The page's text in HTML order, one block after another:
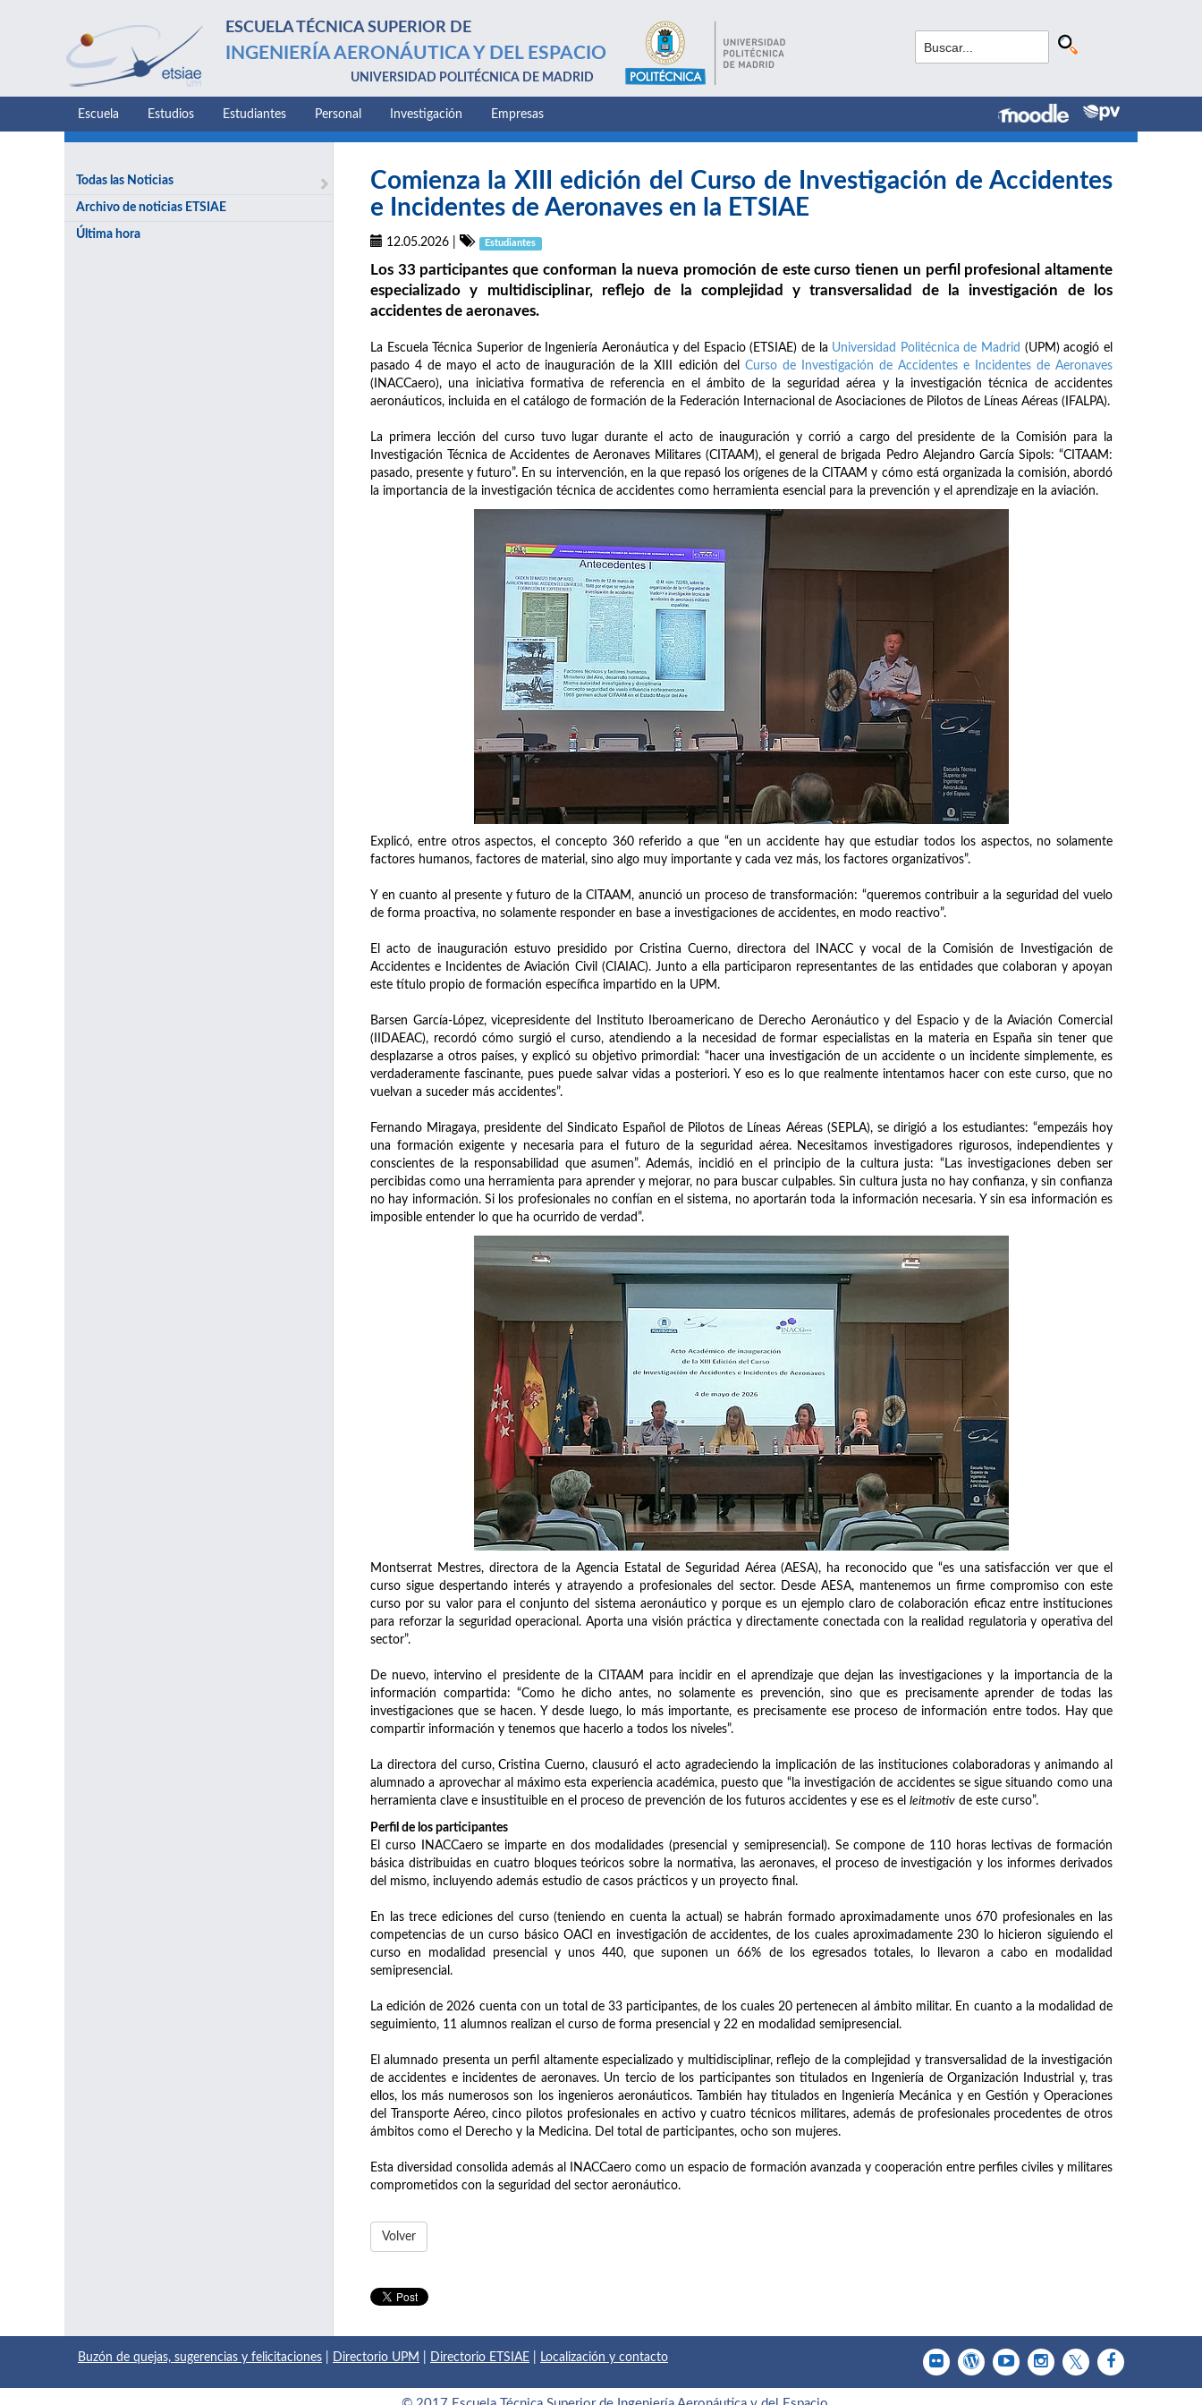
ESCUELA TÉCNICA SUPERIOR DE
INGENIERÍA AERONÁUTICA Y DEL ESPACIO
UNIVERSIDAD POLITÉCNICA DE MADRID
Escuela Estudios Estudiantes Personal Investigación Empresas
Todas las Noticias
Archivo de noticias ETSIAE
Última hora
Comienza la XIII edición del Curso de Investigación de Accidentes
e Incidentes de Aeronaves en la ETSIAE
12.05.2026 Estudiantes
Los 33 participantes que conforman la nueva promoción de este curso tienen un perfil profesional altamente
especializado y multidisciplinar, reflejo de la complejidad y transversalidad de la investigación de los
accidentes de aeronaves.
La Escuela Técnica Superior de Ingeniería Aeronáutica y del Espacio (ETSIAE) de la Universidad Politécnica de Madrid (UPM) acogió el
pasado 4 de mayo el acto de inauguración de la XIII edición del Curso de Investigación de Accidentes e Incidentes de Aeronaves
(INACCaero), una iniciativa formativa de referencia en el ámbito de la seguridad aérea y la investigación técnica de accidentes
aeronáuticos, incluida en el catálogo de formación de la Federación Internacional de Asociaciones de Pilotos de Líneas Aéreas (IFALPA).
La primera lección del curso tuvo lugar durante el acto de inauguración y corrió a cargo del presidente de la Comisión para la
Investigación Técnica de Accidentes de Aeronaves Militares (CITAAM), el general de brigada Pedro Alejandro García Sipols: “CITAAM:
pasado, presente y futuro”. En su intervención, en la que repasó los orígenes de la CITAAM y cómo está organizada la comisión, abordó
la importancia de la investigación técnica de accidentes como herramienta esencial para la prevención y el aprendizaje en la aviación.
Explicó, entre otros aspectos, el concepto 360 referido a que “en un accidente hay que estudiar todos los aspectos, no solamente
factores humanos, factores de material, sino algo muy importante y cada vez más, los factores organizativos”.
Y en cuanto al presente y futuro de la CITAAM, anunció un proceso de transformación: “queremos contribuir a la seguridad del vuelo
de forma proactiva, no solamente responder en base a investigaciones de accidentes, en modo reactivo”.
El acto de inauguración estuvo presidido por Cristina Cuerno, directora del INACC y vocal de la Comisión de Investigación de
Accidentes e Incidentes de Aviación Civil (CIAIAC). Junto a ella participaron representantes de las entidades que colaboran y apoyan
este título propio de formación específica impartido en la UPM.
Barsen García-López, vicepresidente del Instituto Iberoamericano de Derecho Aeronáutico y del Espacio y de la Aviación Comercial
(IIDAEAC), recordó cómo surgió el curso, atendiendo a la necesidad de formar especialistas en la materia en España sin tener que
desplazarse a otros países, y explicó su objetivo primordial: “hacer una investigación de un accidente o un incidente simplemente, es
verdaderamente fascinante, pues puede salvar vidas a posteriori. Y eso es lo que realmente intentamos hacer con este curso, que no
vuelvan a suceder más accidentes”.
Fernando Miragaya, presidente del Sindicato Español de Pilotos de Líneas Aéreas (SEPLA), se dirigió a los estudiantes: “empezáis hoy
una formación exigente y necesaria para el futuro de la seguridad aérea. Necesitamos investigadores rigurosos, independientes y
conscientes de la responsabilidad que asumen”. Además, incidió en el principio de la cultura justa: “Las investigaciones deben ser
percibidas como una herramienta para aprender y mejorar, no para buscar culpables. Sin cultura justa no hay confianza, y sin confianza
no hay información. Si los profesionales no confían en el sistema, no aportarán toda la información necesaria. Y sin esa información es
imposible entender lo que ha ocurrido de verdad”.
Montserrat Mestres, directora de la Agencia Estatal de Seguridad Aérea (AESA), ha reconocido que “es una satisfacción ver que el
curso sigue despertando interés y atrayendo a profesionales del sector. Desde AESA, mantenemos un firme compromiso con este
curso por su valor para el conjunto del sistema aeronáutico y porque es un ejemplo claro de colaboración eficaz entre instituciones
para reforzar la seguridad operacional. Aporta una visión práctica y directamente conectada con la realidad regulatoria y operativa del
sector”.
De nuevo, intervino el presidente de la CITAAM para incidir en el aprendizaje que dejan las investigaciones y la importancia de la
información compartida: “Como he dicho antes, no solamente es prevención, sino que es precisamente aprender de todas las
investigaciones que se hacen. Y desde luego, lo más importante, es precisamente ese proceso de información entre todos. Hay que
compartir información y tenemos que hacerlo a todos los niveles”.
La directora del curso, Cristina Cuerno, clausuró el acto agradeciendo la implicación de las instituciones colaboradoras y animando al
alumnado a aprovechar al máximo esta experiencia académica, puesto que “la investigación de accidentes se sigue situando como una
herramienta clave e insustituible en el proceso de prevención de los futuros accidentes y ese es el leitmotiv de este curso”.
Perfil de los participantes
El curso INACCaero se imparte en dos modalidades (presencial y semipresencial). Se compone de 110 horas lectivas de formación
básica distribuidas en cuatro bloques teóricos sobre la normativa, las aeronaves, el proceso de investigación y los informes derivados
del mismo, incluyendo además estudio de casos prácticos y un proyecto final.
En las trece ediciones del curso (teniendo en cuenta la actual) se habrán formado aproximadamente unos 670 profesionales en las
competencias de un curso básico OACI en investigación de accidentes, de los cuales aproximadamente 230 lo hicieron siguiendo el
curso en modalidad presencial y unos 440, que suponen un 66% de los egresados totales, lo llevaron a cabo en modalidad
semipresencial.
La edición de 2026 cuenta con un total de 33 participantes, de los cuales 20 pertenecen al ámbito militar. En cuanto a la modalidad de
seguimiento, 11 alumnos realizan el curso de forma presencial y 22 en modalidad semipresencial.
El alumnado presenta un perfil altamente especializado y multidisciplinar, reflejo de la complejidad y transversalidad de la investigación
de accidentes e incidentes de aeronaves. Un tercio de los participantes son titulados en Ingeniería de Organización Industrial y, tras
ellos, los más numerosos son los ingenieros aeronáuticos. También hay titulados en Ingeniería Mecánica y en Gestión y Operaciones
del Transporte Aéreo, cinco pilotos profesionales en activo y cuatro técnicos militares, además de profesionales procedentes de otros
ámbitos como el Derecho y la Medicina. Del total de participantes, ocho son mujeres.
Esta diversidad consolida además al INACCaero como un espacio de formación avanzada y cooperación entre perfiles civiles y militares
comprometidos con la seguridad del sector aeronáutico.
Volver
Buzón de quejas, sugerencias y felicitaciones Directorio UPM Directorio ETSIAE Localización y contacto